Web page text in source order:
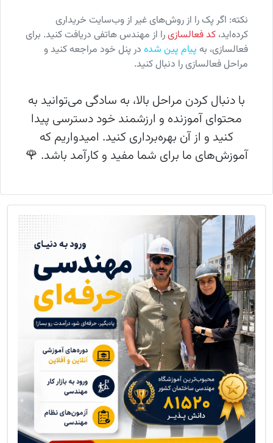
نکته: اگر پک را از روش‌های غیر از وب‌سایت خریداری
کرده‌اید، کد فعالسازیرا از مهندس هاتفی دریافت کنید. برای
فعالسازی، به پیام پین شده در پنل خود مراجعه کنید و
مراحل فعالسازی را دنبال کنید.
با دنبال کردن مراحل بالا، به سادگی می‌توانید به
محتوای آموزنده و ارزشمند خود دسترسی پیدا
کنید و از آن بهره‌برداری کنید. امیدواریم که
آموزش‌های ما برای شما مفید و کارآمد باشد. 🌹